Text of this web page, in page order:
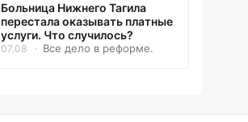
Больница Нижнего Тагила
перестала оказывать платные
услуги. Что случилось?
07.08 Все дело в реформе.